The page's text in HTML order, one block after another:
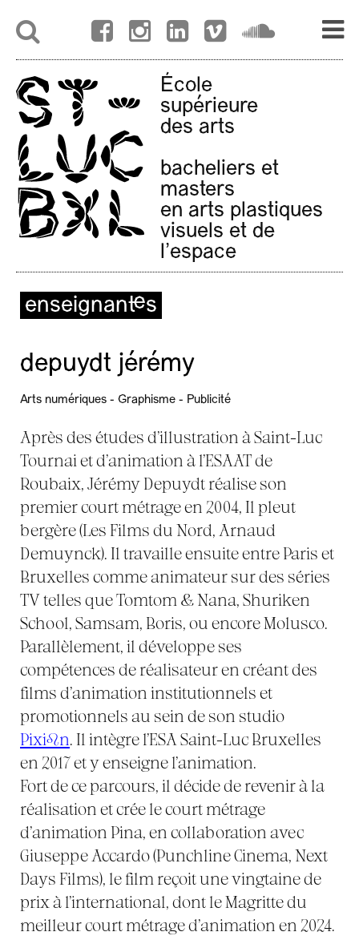
École
supérieure
des arts
bacheliers et
masters
en arts plastiques
visuels et de
l'espace
enseignant·es
depuydt jérémy
Arts numériques - Graphisme - Publicité
Après des études d’illustration à Saint-Luc
Tournai et d’animation à l’ESAAT de
Roubaix, Jérémy Depuydt réalise son
premier court métrage en 2004, Il pleut
bergère (Les Films du Nord, Arnaud
Demuynck). Il travaille ensuite entre Paris et
Bruxelles comme animateur sur des séries
TV telles que Tomtom & Nana, Shuriken
School, Samsam, Boris, ou encore Molusco.
Parallèlement, il développe ses
compétences de réalisateur en créant des
films d’animation institutionnels et
promotionnels au sein de son studio
Pixileon. Il intègre l’ESA Saint-Luc Bruxelles
en 2017 et y enseigne l’animation.
Fort de ce parcours, il décide de revenir à la
réalisation et crée le court métrage
d’animation Pina, en collaboration avec
Giuseppe Accardo (Punchline Cinema, Next
Days Films), le film reçoit une vingtaine de
prix à l’international, dont le Magritte du
meilleur court métrage d’animation en 2024.